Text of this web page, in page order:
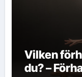
Vilken
du? –